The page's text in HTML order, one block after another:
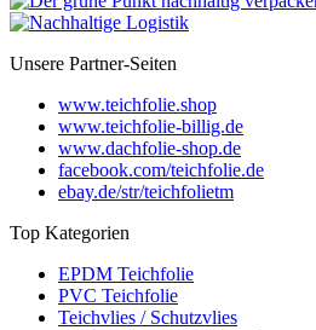
Unsere Partner-Seiten
www.teichfolie.shop
www.teichfolie-billig.de
www.dachfolie-shop.de
facebook.com/teichfolie.de
ebay.de/str/teichfolietm
Top Kategorien
EPDM Teichfolie
PVC Teichfolie
Teichvlies / Schutzvlies